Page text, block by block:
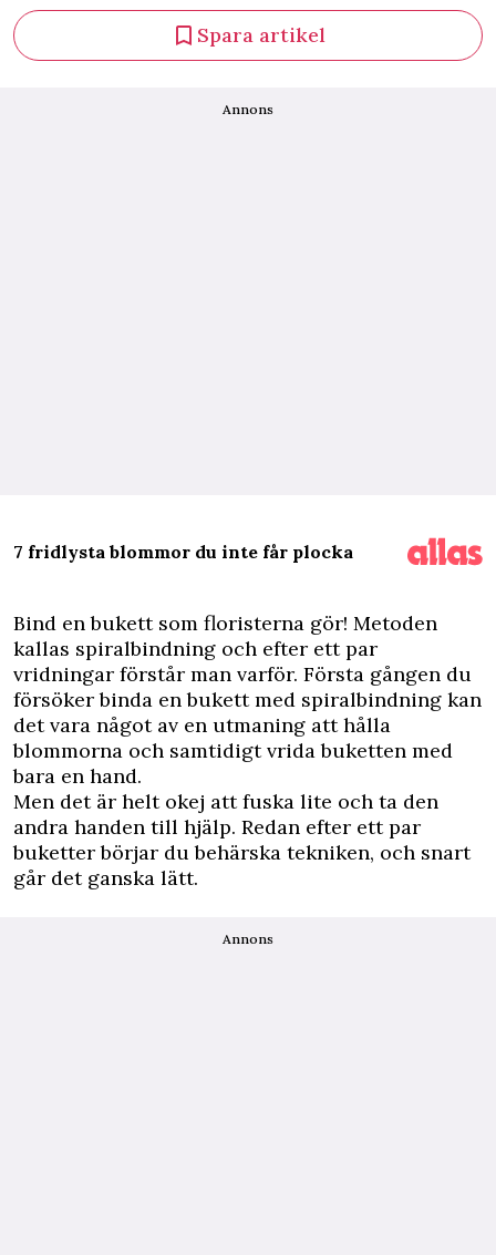
Spara artikel
Annons
7 fridlysta blommor du inte får plocka
Bind en bukett som floristerna gör! Metoden
kallas spiralbindning och efter ett par
vridningar förstår man varför. Första gången du
försöker binda en bukett med spiralbindning kan
det vara något av en utmaning att hålla
blommorna och samtidigt vrida buketten med
bara en hand.
Men det är helt okej att fuska lite och ta den
andra handen till hjälp. Redan efter ett par
buketter börjar du behärska tekniken, och snart
går det ganska lätt.
Annons